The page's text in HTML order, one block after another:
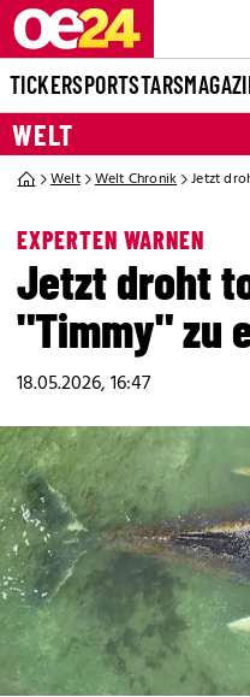
TICKERSPORTSTARS
WELT
Welt Welt Chronik Jetzt
EXPERTEN WARNEN
Jetzt droht
"Timmy" zu
18.05.2026, 16:47